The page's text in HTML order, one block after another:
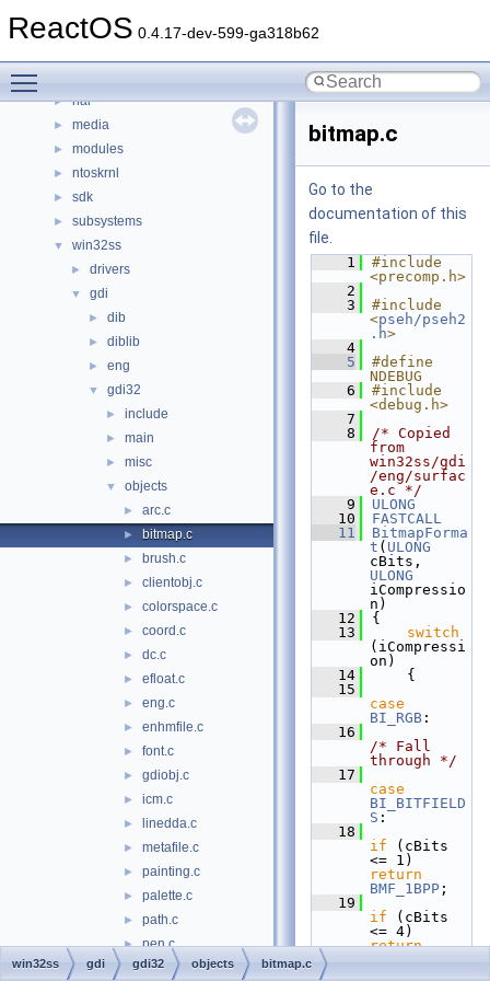
ReactOS 0.4.17-dev-599-ga318b62
► boot
► hal
► media
► modules
► ntoskrnl
► sdk
► subsystems
▼ win32ss
► drivers
▼ gdi
► dib
► diblib
► eng
▼ gdi32
► include
► main
► misc
▼ objects
► arc.c
► bitmap.c
► brush.c
► clientobj.c
► colorspace.c
► coord.c
► dc.c
► efloat.c
► eng.c
► enhmfile.c
► font.c
► gdiobj.c
► icm.c
► linedda.c
► metafile.c
► painting.c
► palette.c
► path.c
► pen.c
► printdrv.c
bitmap.c
Go to the
documentation of this
file.
    1
#include
<precomp.h>
    2
    3
#include
<pseh/pseh2
.h>
    4
    5
#define
NDEBUG
    6
#include
<debug.h>
    7
    8
/* Copied
from
win32ss/gdi
/eng/surfac
e.c */
    9
ULONG
   10
FASTCALL
   11
BitmapForma
t ( ULONG
ULONG
iCompressio
n)
   12
{
   13
switch
(iCompressi
on)
   14
    {
   15
case
BI_RGB :
   16
/* Fall
through */
   17
case
BI_BITFIELD
S :
   18
if (cBits
return
BMF_1BPP ;
   19
if (cBits
return
   20
win32ss gdi gdi32 objects bitmap.c